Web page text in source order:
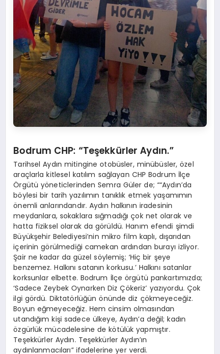
Bodrum CHP: “Teşekkürler Aydın.”
Tarihsel Aydın mitingine otobüsler, minübüsler, özel
araçlarla kitlesel katılım sağlayan CHP Bodrum İlçe
Örgütü yöneticlerinden Semra Güler de; ““Aydın’da
böylesi bir tarih yazılımın tanıklık etmek yaşamımın
önemli anlarındandır. Aydın halkının iradesinin
meydanlara, sokaklara sığmadığı çok net olarak ve
hatta fiziksel olarak da görüldü. Hanım efendi şimdi
Büyükşehir Belediyesi’nin mikro film kaplı, dışarıdan
içerinin görülmediği camekan ardından burayı izliyor.
Şair ne kadar da güzel söylemiş; ‘Hiç bir şeye
benzemez. Halkını satanın korkusu.’ Halkını satanlar
korksunlar elbette. Bodrum İlçe örgütü pankartımızda;
‘Sadece Zeybek Oynarken Diz Çökeriz’ yazıyordu. Çok
ilgi gördü. Diktatörlüğün önünde diz çökmeyeceğiz.
Boyun eğmeyeceğiz. Hem cinsim olmasından
utandığım kişi sadece ülkeye, Aydın’a değil; kadın
özgürlük mücadelesine de kötülük yapmıştır.
Teşekkürler Aydın. Teşekkürler Aydın’ın
aydınlanmacıları” ifadelerine yer verdi.